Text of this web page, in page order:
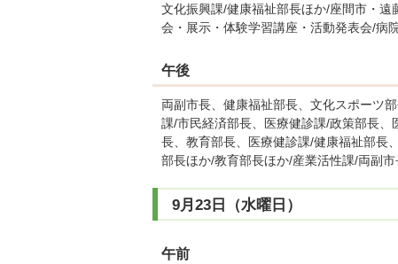
文化振興課/健康福祉部長ほか/座間市・
会・展示・体験学習講座・活動発表会/病
午後
両副市長、健康福祉部長、文化スポーツ
課/市民経済部長、医療健診課/政策部長
長、教育部長、医療健診課/健康福祉部長
部長ほか/教育部長ほか/産業活性課/両副
9月23日（水曜日）
午前